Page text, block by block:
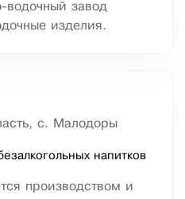
водочный завод
изделия.
с. Малодоры
напитков
производством и